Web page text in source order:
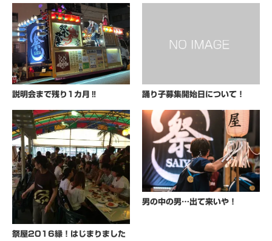
説明会まで残り1カ月‼ 踊り子募集開始日について！
祭屋2016縁！はじまりました
男の中の男…出て来いや！